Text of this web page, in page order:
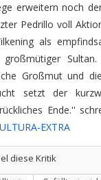
erweitern noch
Pedrillo voll
als
großmütiger
Großmut und
setzt der
Ende.''
EXTRA
diese Kritik